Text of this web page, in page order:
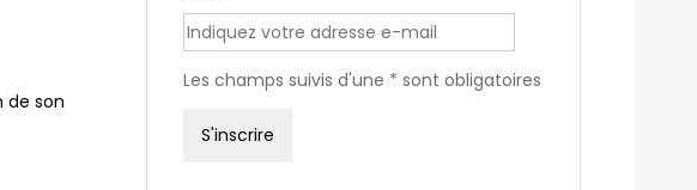
de son
Les champs suivis d'une * sont obligatoires